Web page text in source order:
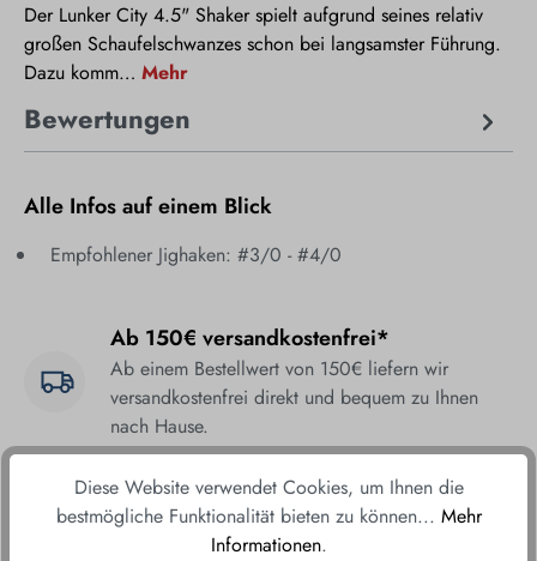
Der Lunker City 4.5" Shaker spielt aufgrund seines relativ
großen Schaufelschwanzes schon bei langsamster Führung.
Dazu komm… Mehr
Bewertungen
Alle Infos auf einem Blick
Empfohlener Jighaken: #3/0 - #4/0
Ab 150€ versandkostenfrei*
Ab einem Bestellwert von 150€ liefern wir
versandkostenfrei direkt und bequem zu Ihnen
nach Hause.
Fair & sicher bestellen
Durch unsere sicheren Zahlungsmethoden und
verschlüsselte Datenübertragung gewährleisten wir
Diese Website verwendet Cookies, um Ihnen die
bestmögliche Funktionalität bieten zu können... Mehr
Informationen.